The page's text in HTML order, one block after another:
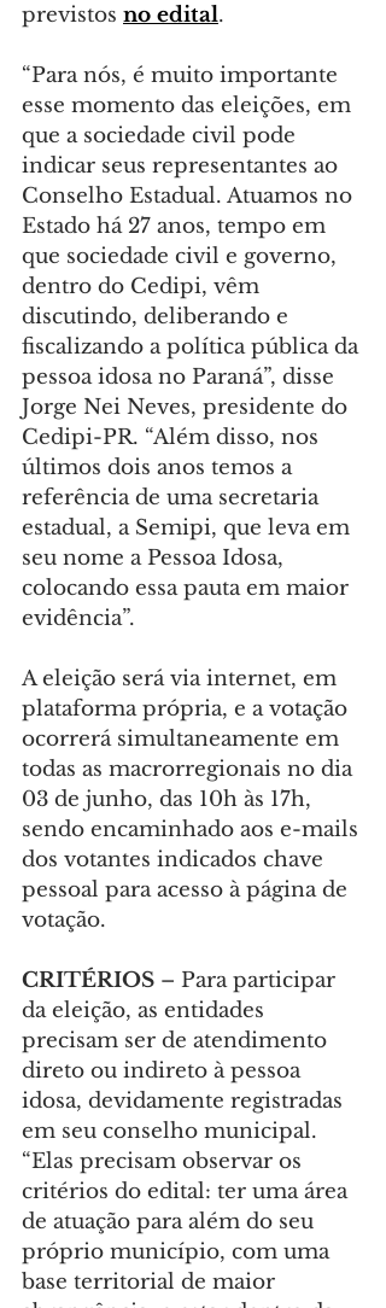
previstos no edital.
“Para nós, é muito importante
esse momento das eleições, em
que a sociedade civil pode
indicar seus representantes ao
Conselho Estadual. Atuamos no
Estado há 27 anos, tempo em
que sociedade civil e governo,
dentro do Cedipi, vêm
discutindo, deliberando e
fiscalizando a política pública da
pessoa idosa no Paraná”, disse
Jorge Nei Neves, presidente do
Cedipi-PR. “Além disso, nos
últimos dois anos temos a
referência de uma secretaria
estadual, a Semipi, que leva em
seu nome a Pessoa Idosa,
colocando essa pauta em maior
evidência”.
A eleição será via internet, em
plataforma própria, e a votação
ocorrerá simultaneamente em
todas as macrorregionais no dia
03 de junho, das 10h às 17h,
sendo encaminhado aos e-mails
dos votantes indicados chave
pessoal para acesso à página de
votação.
CRITÉRIOS – Para participar
da eleição, as entidades
precisam ser de atendimento
direto ou indireto à pessoa
idosa, devidamente registradas
em seu conselho municipal.
“Elas precisam observar os
critérios do edital: ter uma área
de atuação para além do seu
próprio município, com uma
base territorial de maior